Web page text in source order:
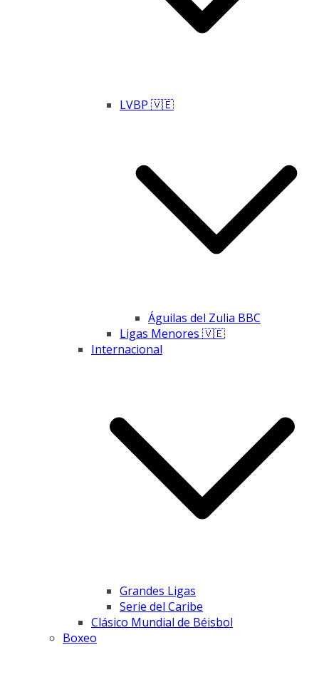
LVBP 🇻🇪
Águilas del Zulia BBC
Ligas Menores 🇻🇪
Internacional
Grandes Ligas
Serie del Caribe
Clásico Mundial de Béisbol
Boxeo